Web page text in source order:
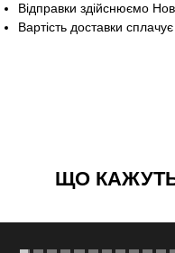
Відправки здійснюємо
Вартість доставки сплачує
ЩО